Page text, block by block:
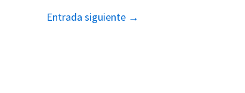
Entrada siguiente →